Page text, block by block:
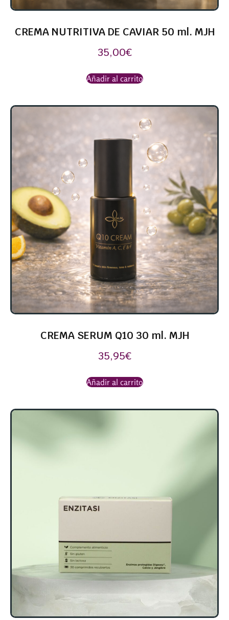
CREMA NUTRITIVA DE CAVIAR 50 ml. MJH
35,00€
Añadir al carrito
CREMA SERUM Q10 30 ml. MJH
35,95€
Añadir al carrito